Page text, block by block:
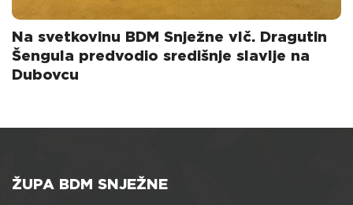
Na svetkovinu BDM Snježne vlč. Dragutin
Šengula predvodio središnje slavlje na
Dubovcu
ŽUPA BDM SNJEŽNE